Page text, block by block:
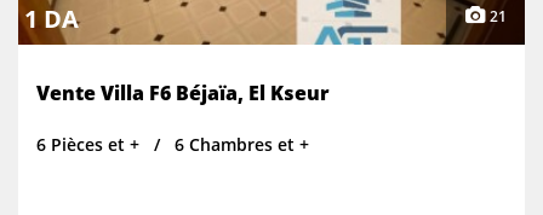
1 DA 21
Vente Villa F6 Béjaïa, El Kseur
6 Pièces et + 6 Chambres et +